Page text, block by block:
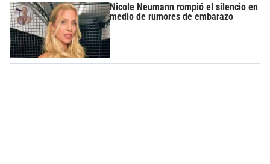
Nicole Neumann rompió el silencio en
medio de rumores de embarazo